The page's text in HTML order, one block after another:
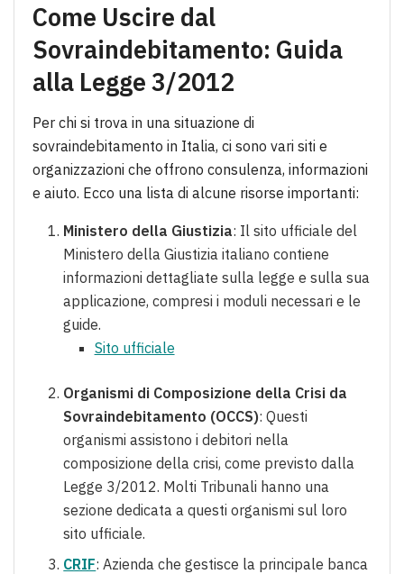
Come Uscire dal
Sovraindebitamento: Guida
alla Legge 3/2012
Per chi si trova in una situazione di
sovraindebitamento in Italia, ci sono vari siti e
organizzazioni che offrono consulenza, informazioni
e aiuto. Ecco una lista di alcune risorse importanti:
Ministero della Giustizia: Il sito ufficiale del
Ministero della Giustizia italiano contiene
informazioni dettagliate sulla legge e sulla sua
applicazione, compresi i moduli necessari e le
guide.
Sito ufficiale
Organismi di Composizione della Crisi da
Sovraindebitamento (OCCS): Questi
organismi assistono i debitori nella
composizione della crisi, come previsto dalla
Legge 3/2012. Molti Tribunali hanno una
sezione dedicata a questi organismi sul loro
sito ufficiale.
CRIF: Azienda che gestisce la principale banca